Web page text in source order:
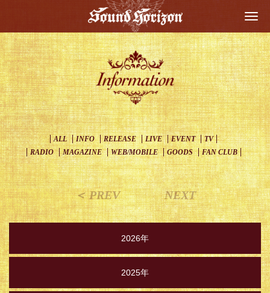
ALL INFO RELEASE LIVE EVENT
TV
RADIO
MAGAZINE WEB/MOBILE GOODS FAN CLUB
＜ PREV NEXT
2026年
2025年